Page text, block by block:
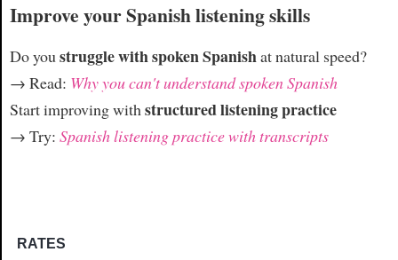
Improve your Spanish listening skills
Do youstruggle with spoken Spanishat natural speed?
→ Read: Why you can't understand spoken Spanish
Start improving withstructured listening practice
→ Try: Spanish listening practice with transcripts
RATES